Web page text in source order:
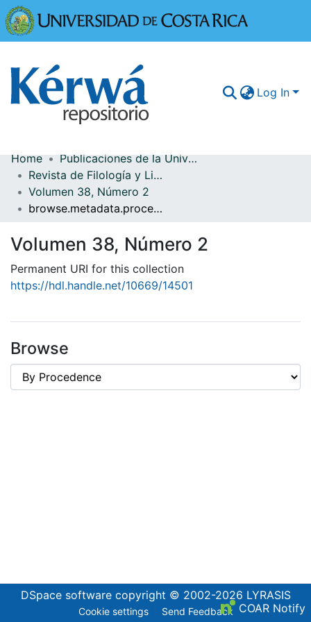
Log In
Communities & Collections
More Information
Statistics
Home
Publicaciones de la Universidad de Costa Rica
Revista de Filología y Lingüística
Volumen 38, Número 2
browse.metadata.procedence.breadcrumbs
Volumen 38, Número 2
Permanent URI for this collection
https://hdl.handle.net/10669/14501
Browse
DSpace softwarecopyright © 2002-2026 LYRASIS
Cookie settings Send Feedback COAR Notify